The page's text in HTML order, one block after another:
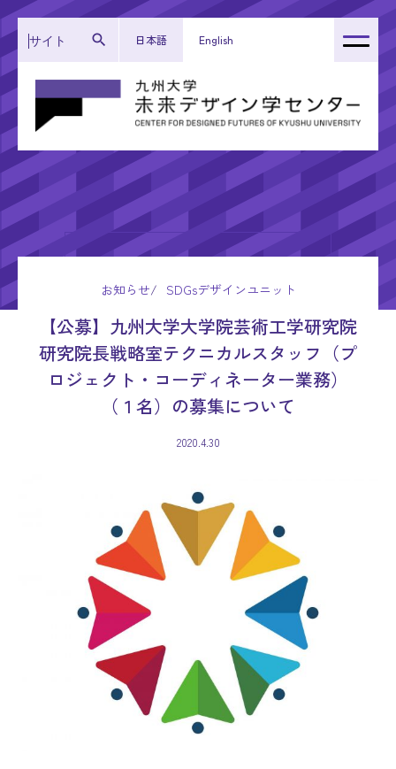
センター紹介
日本語 English
お知らせ SDGsデザインユニット
【公募】九州大学大学院芸術工学研究院
研究院長戦略室テクニカルスタッフ（プ
ロジェクト・コーディネーター業務）
（１名）の募集について
2020.4.30